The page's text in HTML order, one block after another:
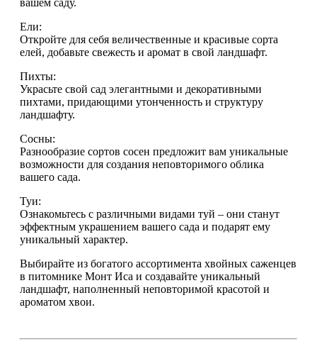
вашем саду.
Ели:
Откройте для себя величественные и красивые сорта
елей, добавьте свежесть и аромат в свой ландшафт.
Пихты:
Украсьте свой сад элегантными и декоративными
пихтами, придающими утонченность и структуру
ландшафту.
Сосны:
Разнообразие сортов сосен предложит вам уникальные
возможности для создания неповторимого облика
вашего сада.
Туи:
Ознакомьтесь с различными видами туй – они станут
эффектным украшением вашего сада и подарят ему
уникальный характер.
Выбирайте из богатого ассортимента хвойных саженцев
в питомнике Монт Иса и создавайте уникальный
ландшафт, наполненный неповторимой красотой и
ароматом хвои.